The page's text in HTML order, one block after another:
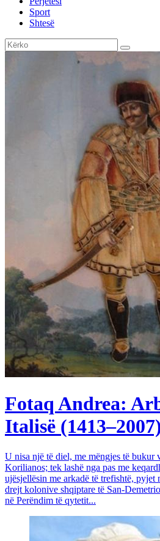
Sport
Shtesë
Fotaq Andrea:
Italisë
U nisa një të diel, me mëngjes të bukur
Korilianos; tek lashë nga pas me
ujësjellësin me arkadë të trefishtë, pyjet
drejt kolonive shqiptare të San-
në Perëndim të qytetit...